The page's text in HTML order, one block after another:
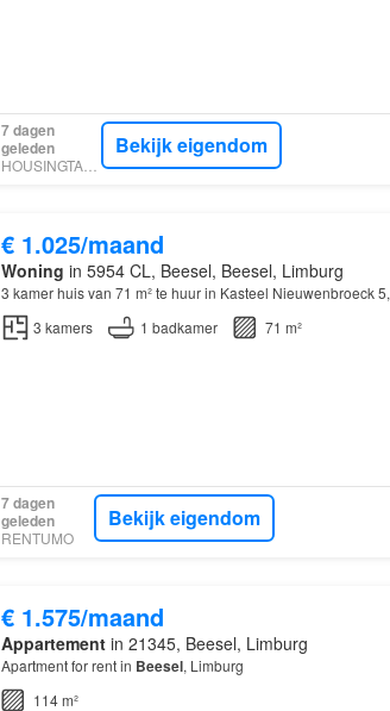
7 dagen
geleden
HOUSINGTARGET
Bekijk eigendom
€ 1.025/maand
Woning in 5954 CL, Beesel, Beesel, Limburg
3 kamer huis van 71 m² te huur in Kasteel Nieuwenbroeck 5,
3 kamers 1 badkamer 71 m²
7 dagen
geleden
RENTUMO
Bekijk eigendom
€ 1.575/maand
Appartementin 21345, Beesel, Limburg
Apartment for rent in Beesel, Limburg
114 m²